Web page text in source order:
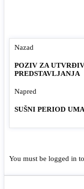
Nazad
POZIV ZA
PREDSTAVLJANJA
Napred
SUŠNI PERIOD
You must be logged in